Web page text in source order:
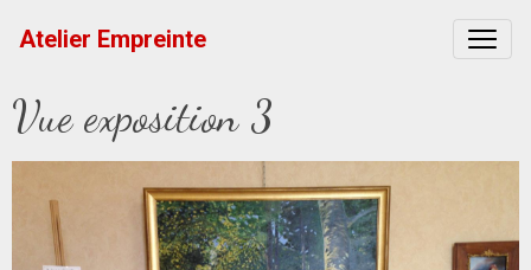
Atelier Empreinte
Vue exposition 3